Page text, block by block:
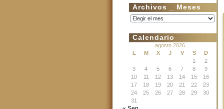
Archivos _ Meses
Archivos
Calendario
agosto 2026
L
M X J V S
D
1
2
3
4 5 6 7 8
9
10
11 12 13 14 15
16
17
18 19 20 21 22
23
24
25 26 27 28 29
30
31